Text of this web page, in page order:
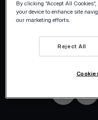
©2026 Viva.com
Todos los derechos
By clicking “Accept All
your device to enhance site
our marketing efforts.
Reject All